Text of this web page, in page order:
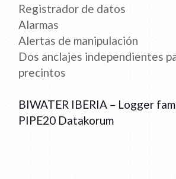
Registrador de datos
Alarmas
Alertas de manipulación
Dos anclajes independientes
precintos
BIWATER IBERIA – Logger
PIPE20 Datakorum